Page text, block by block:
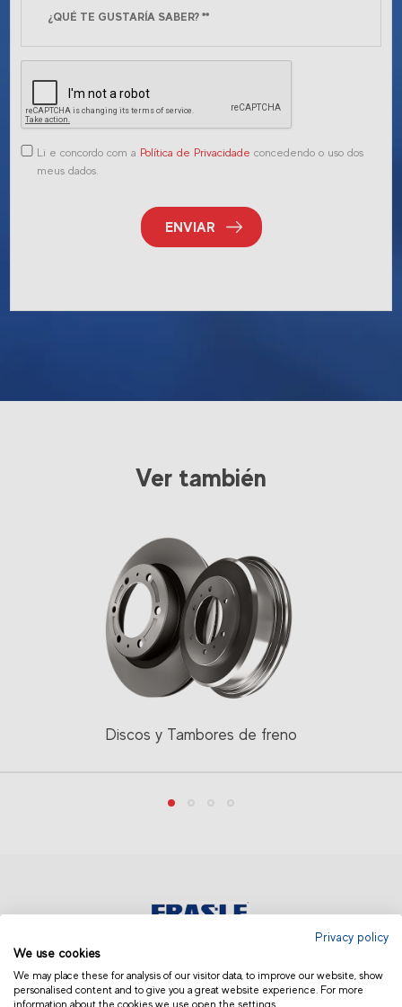
Li e concordo com a Política de Privacidade concedendo o uso dos
meus dados.
ENVIAR
Ver también
Discos y Tambores de freno
AMÉRICA LATINA | OTROS
Privacy policy
We use cookies
We may place these for analysis of our visitor data, to improve our website, show
personalised content and to give you a great website experience. For more
information about the cookies we use open the settings.